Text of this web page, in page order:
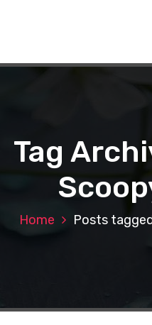
t
Tag
Home Posts